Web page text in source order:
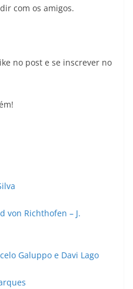
com os amigos.
no post e se inscrever no
von Richthofen – J.
Galuppo e Davi Lago